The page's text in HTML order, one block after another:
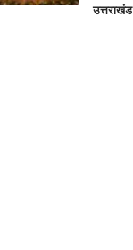
उत्तराखंड